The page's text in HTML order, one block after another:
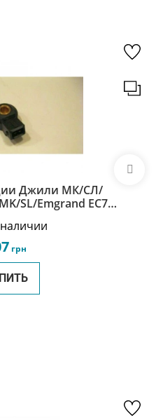
Джили МК/СЛ/
SL/Emgrand EC7
грн